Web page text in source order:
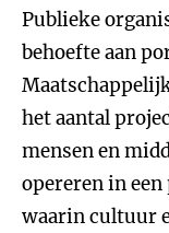
Publieke
behoefte aan
het aantal
mensen en
opereren in
waarin cultuur